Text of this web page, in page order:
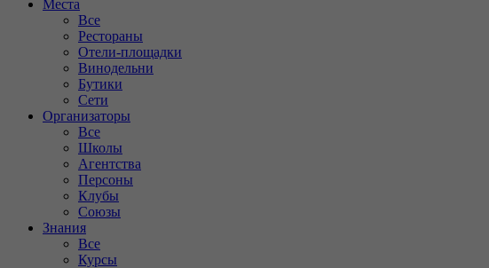
Места
Все
Рестораны
Отели-площадки
Винодельни
Бутики
Сети
Организаторы
Все
Школы
Агентства
Персоны
Клубы
Союзы
Знания
Все
Курсы